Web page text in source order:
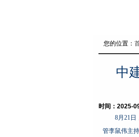
您的位置：
中
时间：2025-
8月21日
管李鼠伟主